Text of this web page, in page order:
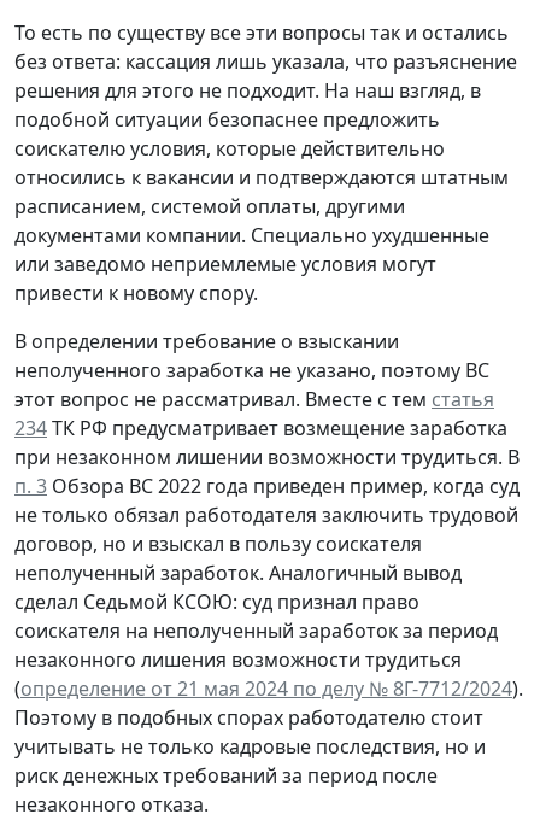
То есть по существу все эти вопросы так и остались
без ответа: кассация лишь указала, что разъяснение
решения для этого не подходит. На наш взгляд, в
подобной ситуации безопаснее предложить
соискателю условия, которые действительно
относились к вакансии и подтверждаются штатным
расписанием, системой оплаты, другими
документами компании. Специально ухудшенные
или заведомо неприемлемые условия могут
привести к новому спору.
В определении требование о взыскании
неполученного заработка не указано, поэтому ВС
этот вопрос не рассматривал. Вместе с тем статья
234ТК РФ предусматривает возмещение заработка
при незаконном лишении возможности трудиться. В
п. 3 Обзора ВС 2022 года приведен пример, когда суд
не только обязал работодателя заключить трудовой
договор, но и взыскал в пользу соискателя
неполученный заработок. Аналогичный вывод
сделал Седьмой КСОЮ: суд признал право
соискателя на неполученный заработок за период
незаконного лишения возможности трудиться
(определение от 21 мая 2024 по делу № 8Г-7712/2024).
Поэтому в подобных спорах работодателю стоит
учитывать не только кадровые последствия, но и
риск денежных требований за период после
незаконного отказа.